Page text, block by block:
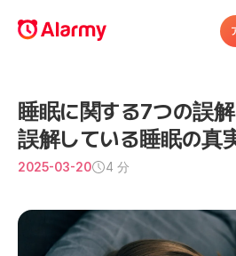
睡眠に関する7つの誤
誤解している睡眠の真
2025-03-20 4 分